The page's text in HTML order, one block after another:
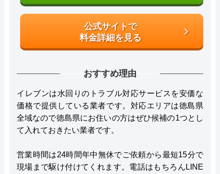
公式サイトで
料金詳細を見る
おすすめ理由
イレブンは水回りのトラブル対応サービスを安価な
価格で提供している業者です。対応エリアは徳島県
全域なので徳島県にお住いの方はぜひ候補の1つとし
て入れておきたい業者です。
営業時間は24時間年中無休でご依頼から最短15分で
現場まで駆け付けてくれます。電話はもちろんLINE